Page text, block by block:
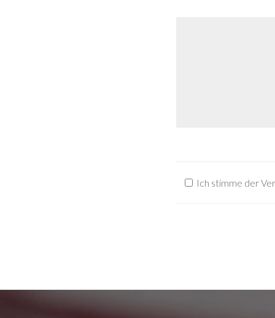
Ich stimme der